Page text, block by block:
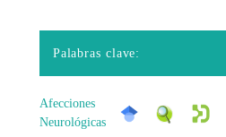
Palabras clave:
Afecciones
Neurológicas